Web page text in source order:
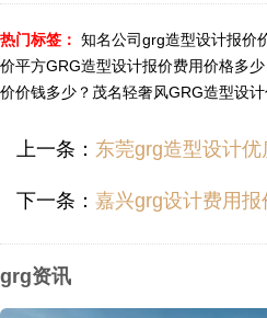
热门标签： 知名公司grg造型设计报价
价平方GRG造型设计报价费用价格多少
价价钱多少？ 茂名轻奢风GRG造型设
上一条： 东莞grg造型设计优
下一条： 嘉兴grg设计费用报
grg资讯